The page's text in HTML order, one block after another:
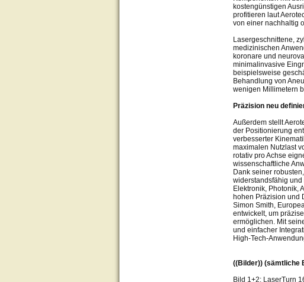
kostengünstigen
profitieren laut
von einer nachhaltig
Lasergeschnittene,
medizinischen
koronare und
minimalinvasive
beispielsweise
Behandlung von
wenigen Millimetern
Präzision neu
Außerdem stellt
der Positionierung
verbesserter
maximalen Nutzlast
rotativ pro Achse
wissenschaftliche
Dank seiner
widerstandsfähig
Elektronik, Photonik,
hohen Präzision und
Simon Smith,
entwickelt, um
ermöglichen. Mit
und einfacher
High-Tech-
((Bilder)) (sämtliche
Bild 1+2: LaserTurn